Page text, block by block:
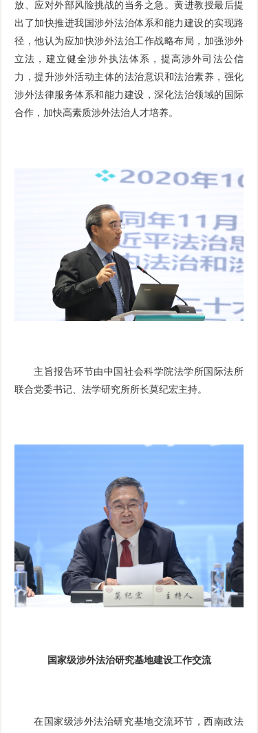
放、应对外部风险挑战的当务之急。黄进教授最后提
出了加快推进我国涉外法治体系和能力建设的实现路
径，他认为应加快涉外法治工作战略布局，加强涉外
立法，建立健全涉外执法体系，提高涉外司法公信
力，提升涉外活动主体的法治意识和法治素养，强化
涉外法律服务体系和能力建设，深化法治领域的国际
合作，加快高素质涉外法治人才培养。
主旨报告环节由中国社会科学院法学所国际法所
联合党委书记、法学研究所所长莫纪宏主持。
国家级涉外法治研究基地建设工作交流
在国家级涉外法治研究基地交流环节，西南政法